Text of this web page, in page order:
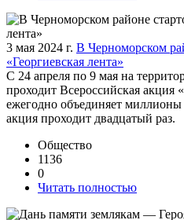
3 мая 2024 г. В Черноморском
«Георгиевская лента»
С 24 апреля по 9 мая на
проходит Всероссийская акция
ежегодно объединяет
акция проходит двадцатый раз.
Общество
1136
0
Читать полностью